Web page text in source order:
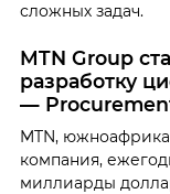
сложных задач.
MTN Group
разработку
—
MTN,
компания,
миллиарды